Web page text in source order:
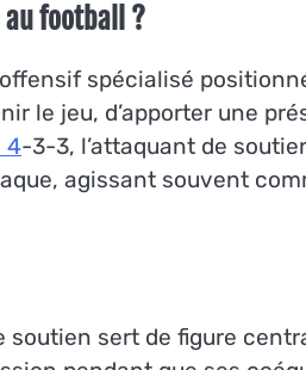
au football ?
spécialisé
le jeu, d’apporter une
4-3-3, l’attaquant de
agissant souvent
sert de figure